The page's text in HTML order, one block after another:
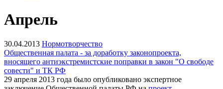
Апрель
30.04.2013 Нормотворчество
Общественная палата - за доработку законопроекта,
вносящего антиэкстремистские поправки в закон "О свободе
совести" и ТК РФ
29 апреля 2013 года было опубликовано экспертное